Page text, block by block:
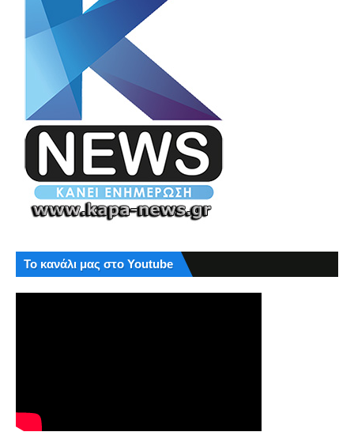
Το κανάλι μας στο Youtube